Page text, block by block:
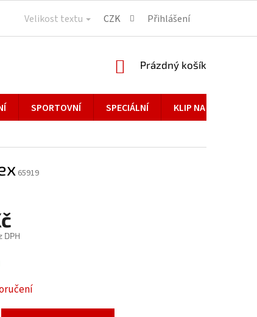
Velikost textu CZK Přihlášení
NÁKUPNÍ
Prázdný košík
SPORTOVNÍ SPECIÁLNÍ KLIP NA BRÝLE
65919
DPH